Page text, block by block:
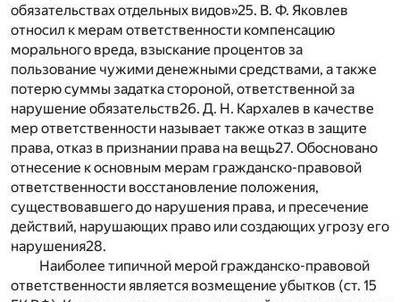
обязательствах отдельных видов»25. В. Ф. Яковлев
относил к мерам ответственности компенсацию
морального вреда, взыскание процентов за
пользование чужими денежными средствами, а также
потерю суммы задатка стороной, ответственной за
нарушение обязательств26. Д. Н. Кархалев в качестве
мер ответственности называет также отказ в защите
права, отказ в признании права на вещь27. Обосновано
отнесение к основным мерам гражданско-правовой
ответственности восстановление положения,
существовавшего до нарушения права, и пресечение
действий, нарушающих право или создающих угрозу его
нарушения28.
Наиболее типичной мерой гражданско-правовой
ответственности является возмещение убытков (ст. 15